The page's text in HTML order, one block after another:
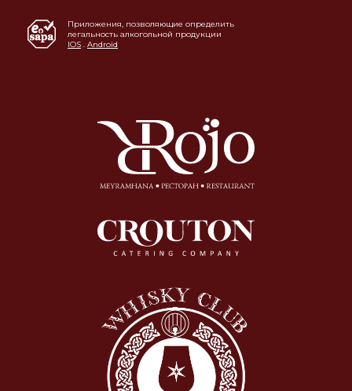
Приложения, позволяющие определить
легальность алкогольной продукции
IOS
Android